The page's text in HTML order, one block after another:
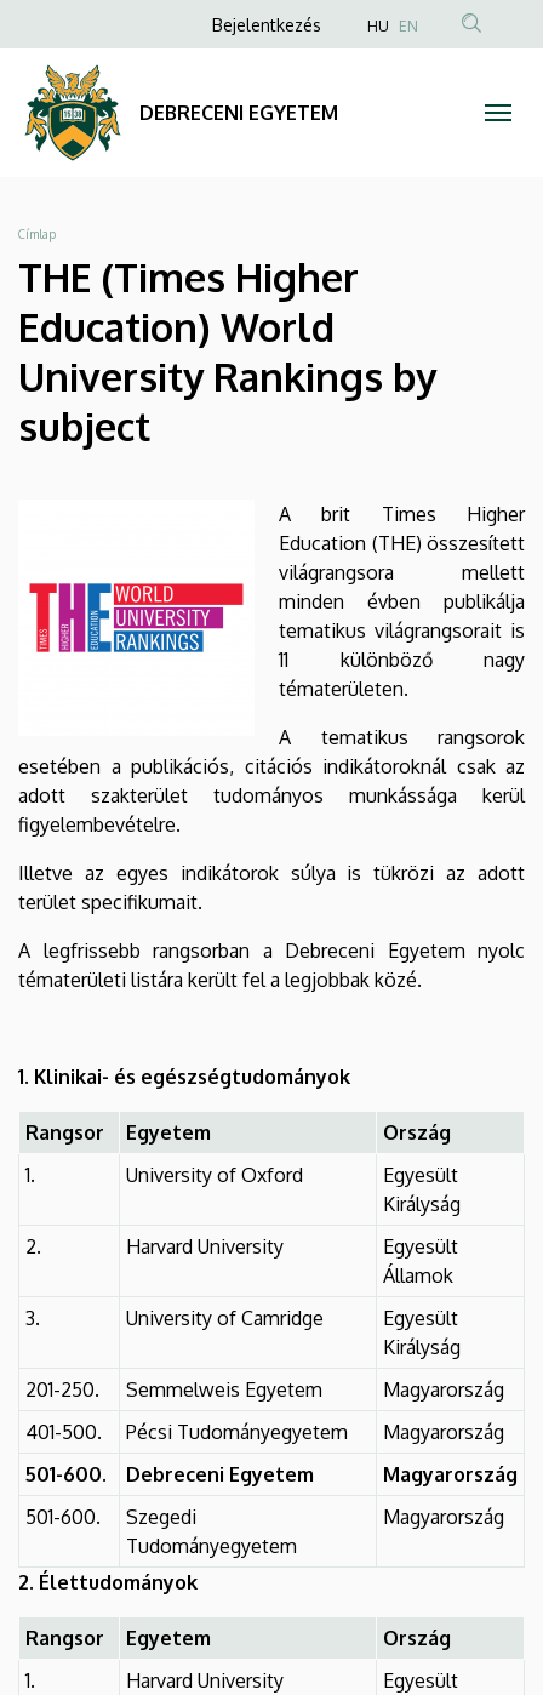
(Times
Higher
Education)
World
University
Rankings
by
subject
EGYETEM
a
tartalomra
Anonim
menüje
Bejelentkezés HU EN
DEBRECENI EGYETEM
Morzsa
Címlap
THE (Times Higher
Education) World
University Rankings by
subject
A brit Times Higher
Education (THE) összesített
világrangsora mellett
minden évben publikálja
tematikus világrangsorait is
11 különböző nagy
tématerületen.
A tematikus rangsorok
esetében a publikációs, citációs indikátoroknál csak az
adott szakterület tudományos munkássága kerül
figyelembevételre.
Illetve az egyes indikátorok súlya is tükrözi az adott
terület specifikumait.
A legfrissebb rangsorban a Debreceni Egyetem nyolc
tématerületi listára került fel a legjobbak közé.
1. Klinikai- és egészségtudományok
Rangsor Egyetem
Ország
1.
University of Oxford
Egyesült
Királyság
2.
Harvard University
Egyesült
Államok
3.
University of Camridge
Egyesült
Királyság
201-250.
Semmelweis Egyetem
Magyarország
401-500.
Pécsi Tudományegyetem
Magyarország
501-600.
Debreceni Egyetem
Magyarország
501-600.
Szegedi
Tudományegyetem
Magyarország
2. Élettudományok
Rangsor Egyetem
Ország
1.
Harvard University
Egyesült